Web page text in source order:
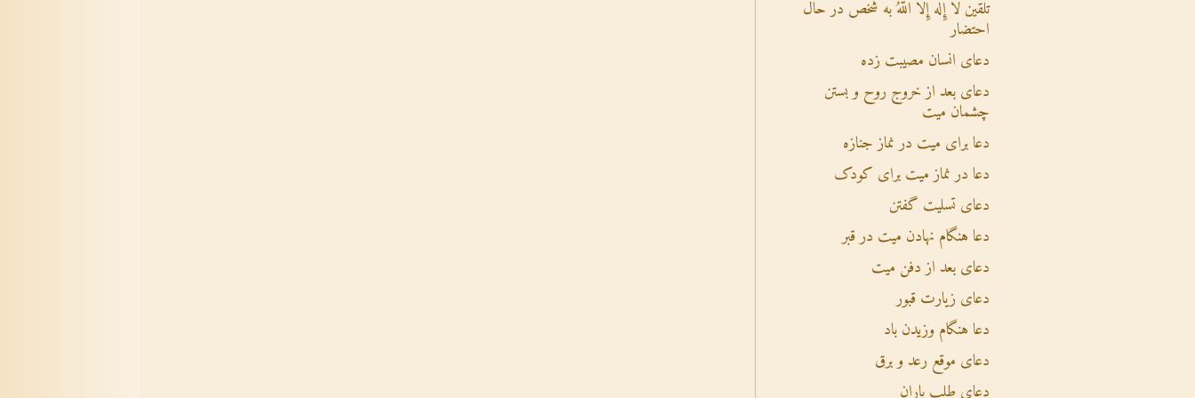
تلقین لاَ إِلَهَ إِلاَّ اللهُ به شخص در حال
احتضار
دعای انسان مصیبت زده
دعای بعد از خروج روح و بستن
چشمان میت
دعا برای میت در نماز جنازه
دعا در نماز میت برای کودک
دعای تسلیت گفتن
دعا هنگام نهادن میت در قبر
دعای بعد از دفن میت
دعای زیارت قبور
دعا هنگام وزیدن باد
دعای موقع رعد و برق
دعای طلب باران